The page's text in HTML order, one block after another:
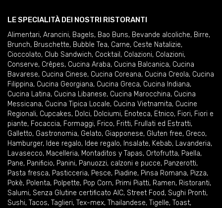
LE SPECIALITÀ DEI NOSTRI RISTORANTI
Alimentari, Arancini, Bagels, Bao Buns, Bevande alcoliche, Birre,
Brunch, Bruschette, Bubble Tea, Carne, Ceste Natalizie,
Cioccolato, Club Sandwich, Cocktail , Colazioni, Colazioni,
Conserve, Crêpes, Cucina Araba, Cucina Balcanica, Cucina
Bavarese, Cucina Cinese, Cucina Coreana, Cucina Creola, Cucina
Filippina, Cucina Georgiana, Cucina Greca, Cucina Indiana,
Cucina Latina, Cucina Libanese, Cucina Marocchina, Cucina
Messicana, Cucina Tipica Locale, Cucina Vietnamita, Cucine
Regionali, Cupcakes, Dolci, Dolciumi, Enoteca, Etnico, Fiori, Fiori e
piante, Focaccia, Formaggi, Frico, Fritti, Frullati ed Estratti,
Galletto, Gastronomia, Gelato, Giapponese, Gluten free, Greco,
Hamburger, Idee regalo, Idee regalo, Insalate, Kebab, Lavanderia,
Lavasecco, Macelleria, Montaditos y Tapas, Ortofrutta, Paella,
Pane, Panificio, Panini, Panuozzi, calzoni e pucce, Panzerotti,
Pasta fresca, Pasticceria, Pesce, Piadine, Pinsa Romana, Pizza,
Pokè, Polenta, Polpette, Pop Corn, Primi Piatti, Ramen, Ristoranti,
Salumi, Senza Glutine certificato AIC, Street Food, Sughi Pronti,
Sushi, Tacos, Taglieri, Tex-mex, Thailandese, Tigelle, Toast,